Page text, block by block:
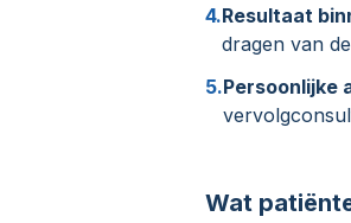
4.Resultaat
dragen van
5.Persoonlijke
Wat